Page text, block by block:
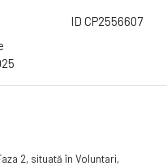
ID CP2556607
2, situată în Voluntari,